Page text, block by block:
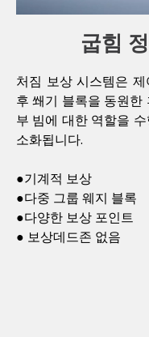
굽힘
처짐 보상 시스템은
후 쐐기 블록을 동원
부 빔에 대한 역할을
소화됩니다.
●기계적 보상
●다중 그룹 웨지 블록
●다양한 보상 포인트
● 보상데드존 없음